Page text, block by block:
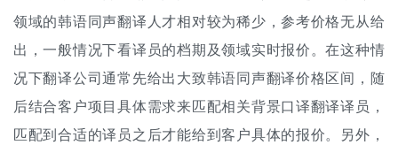
领域的韩语同声翻译人才相对较为稀少，参考价格无从给
出，一般情况下看译员的档期及领域实时报价。在这种情
况下翻译公司通常先给出大致韩语同声翻译价格区间，随
后结合客户项目具体需求来匹配相关背景口译翻译译员，
匹配到合适的译员之后才能给到客户具体的报价。另外，